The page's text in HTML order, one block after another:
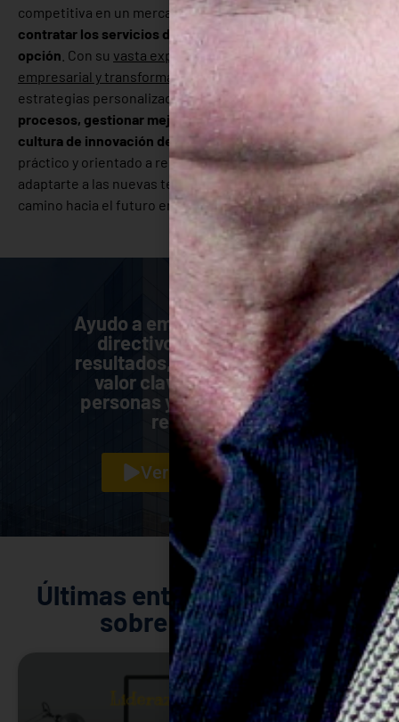
competitiva en un mercado en constante cambio,
contratar los servicios de Ximo Salas es una excelente
opción . Con su vasta experiencia en innovación
empresarial y transformación digital
, Ximo ofrece
estrategias personalizadas que te ayudarán a
optimizar
procesos, gestionar mejor el talento y fomentar una
cultura de innovación dentro de tu empresa. Su enfoque
práctico y orientado a resultados te permitirá no solo
adaptarte a las nuevas tendencias, sino también liderar el
camino hacia el futuro en tu sector.
Ayudo a empresas, equipos y
directivos a mejorar sus
resultados, trabajando con el
valor clave del éxito: Las
personas y la energía de sus
relaciones.
Ver presentación
Últimas entradas en mi blog
sobre innovación